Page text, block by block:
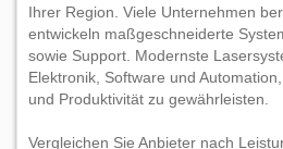
Ihrer Region. Viele Unternehmen
entwickeln maßgeschneiderte
sowie Support. Modernste
Elektronik, Software und
und Produktivität zu gewährleisten.
Vergleichen Sie Anbieter nach